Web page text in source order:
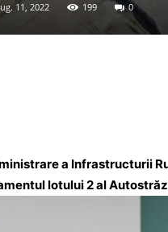
11, 2022 199 0
a Infrastructurii
lotului 2 al